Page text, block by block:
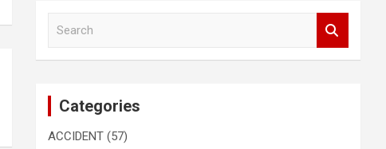
Categories
ACCIDENT (57)